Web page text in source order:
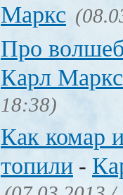
Маркс
Про
Карл Маркс
18:38)
Как комар
топили -